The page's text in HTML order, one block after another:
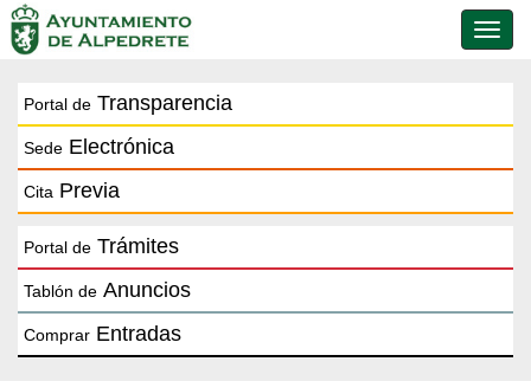
de
Portal de Transparencia
Sede Electrónica
Cita Previa
Portal de Trámites
Tablón de Anuncios
Comprar Entradas